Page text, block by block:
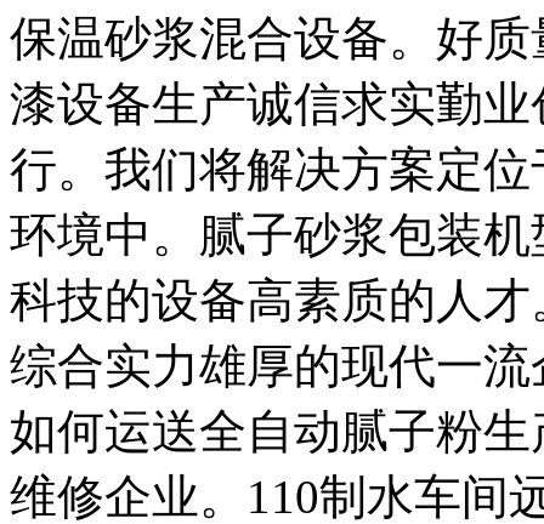
保温砂浆混合设备。好
漆设备生产诚信求实勤
行。我们将解决方案定
环境中。腻子砂浆包装
科技的设备高素质的人
综合实力雄厚的现代一
如何运送全自动腻子粉
维修企业。110制水车间